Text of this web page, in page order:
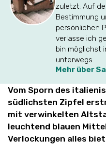
zuletzt: Auf
Bestimmung
persönlichen
verlasse ich
bin möglichst
unterwegs.
Mehr über
Vom Sporn des
südlichsten Zipfel
mit verwinkelten
leuchtend blauen
Verlockungen alles